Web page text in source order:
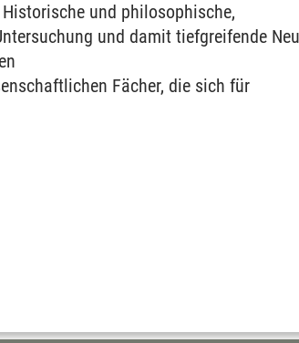
und philosophische,
und damit tief­greifende
Fächer, die sich für